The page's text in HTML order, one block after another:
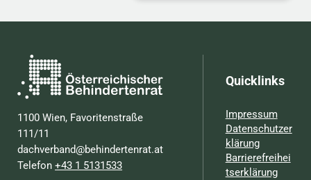
1100 Wien, Favoritenstraße
111/11
dachverband@behindertenrat.at
Telefon+43 1 5131533
Quicklinks
Impressum
Datenschutzer
klärung
Barrierefreihei
tserklärung